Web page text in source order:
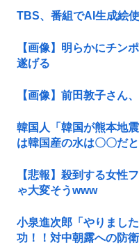
TBS、番組でAI生成絵
【画像】明らかにチン
遂げる
【画像】前田敦子さん
韓国人「韓国が熊本地
は韓国産の水は〇〇だと
【悲報】殺到する女性
ゃ大変そうwww
小泉進次郎「やりまし
功！！対中朝露への防